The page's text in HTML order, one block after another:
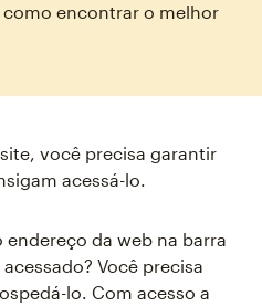
encontrar o melhor
você precisa garantir
acessá-lo.
da web na barra
Você precisa
lo. Com acesso a